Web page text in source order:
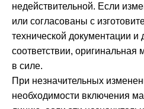
недействительной. Если
или согласованы с
технической документации и
соответствии, оригинальная
в силе.
При незначительных
необходимости включения